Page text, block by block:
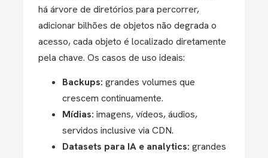
há árvore de diretórios para percorrer,
adicionar bilhões de objetos não degrada o
acesso, cada objeto é localizado diretamente
pela chave. Os casos de uso ideais:
Backups: grandes volumes que
crescem continuamente.
Mídias: imagens, vídeos, áudios,
servidos inclusive via CDN.
Datasets para IA e analytics: grandes